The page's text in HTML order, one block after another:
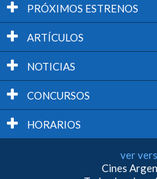
PRÓXIMOS ESTRENOS
ARTÍCULOS
NOTICIAS
CONCURSOS
HORARIOS
ver
Cines